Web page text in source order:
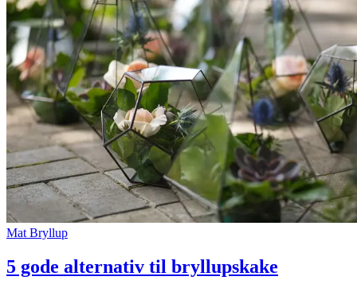
Mat Bryllup
5 gode alternativ til bryllupskake